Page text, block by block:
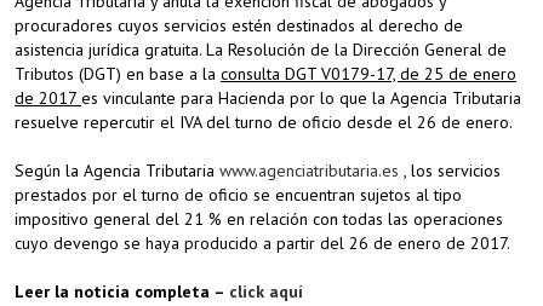
procuradores cuyos servicios estén destinados al derecho de
asistencia jurídica gratuita. La Resolución de la Dirección General de
Tributos (DGT) en base a la consulta DGT V0179-17, de 25 de enero
de 2017 es vinculante para Hacienda por lo que la Agencia Tributaria
resuelve repercutir el IVA del turno de oficio desde el 26 de enero.
Según la Agencia Tributaria www.agenciatributaria.es , los servicios
prestados por el turno de oficio se encuentran sujetos al tipo
impositivo general del 21 % en relación con todas las operaciones
cuyo devengo se haya producido a partir del 26 de enero de 2017.
Leer la noticia completa – click aquí